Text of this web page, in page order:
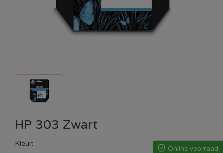
HP 303 Zwart
Kleur:
Online voorraad